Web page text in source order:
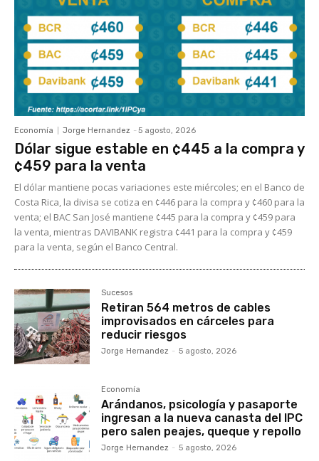
Economía Jorge Hernandez - 5 agosto, 2026
Dólar sigue estable en ¢445 a la compra y
¢459 para la venta
El dólar mantiene pocas variaciones este miércoles; en el Banco de
Costa Rica, la divisa se cotiza en ¢446 para la compra y ¢460 para la
venta; el BAC San José mantiene ¢445 para la compra y ¢459 para
la venta, mientras DAVIBANK registra ¢441 para la compra y ¢459
para la venta, según el Banco Central.
Sucesos
Retiran 564 metros de cables
improvisados en cárceles para
reducir riesgos
Jorge Hernandez - 5 agosto, 2026
Economía
Arándanos, psicología y pasaporte
ingresan a la nueva canasta del IPC
pero salen peajes, queque y repollo
Jorge Hernandez - 5 agosto, 2026